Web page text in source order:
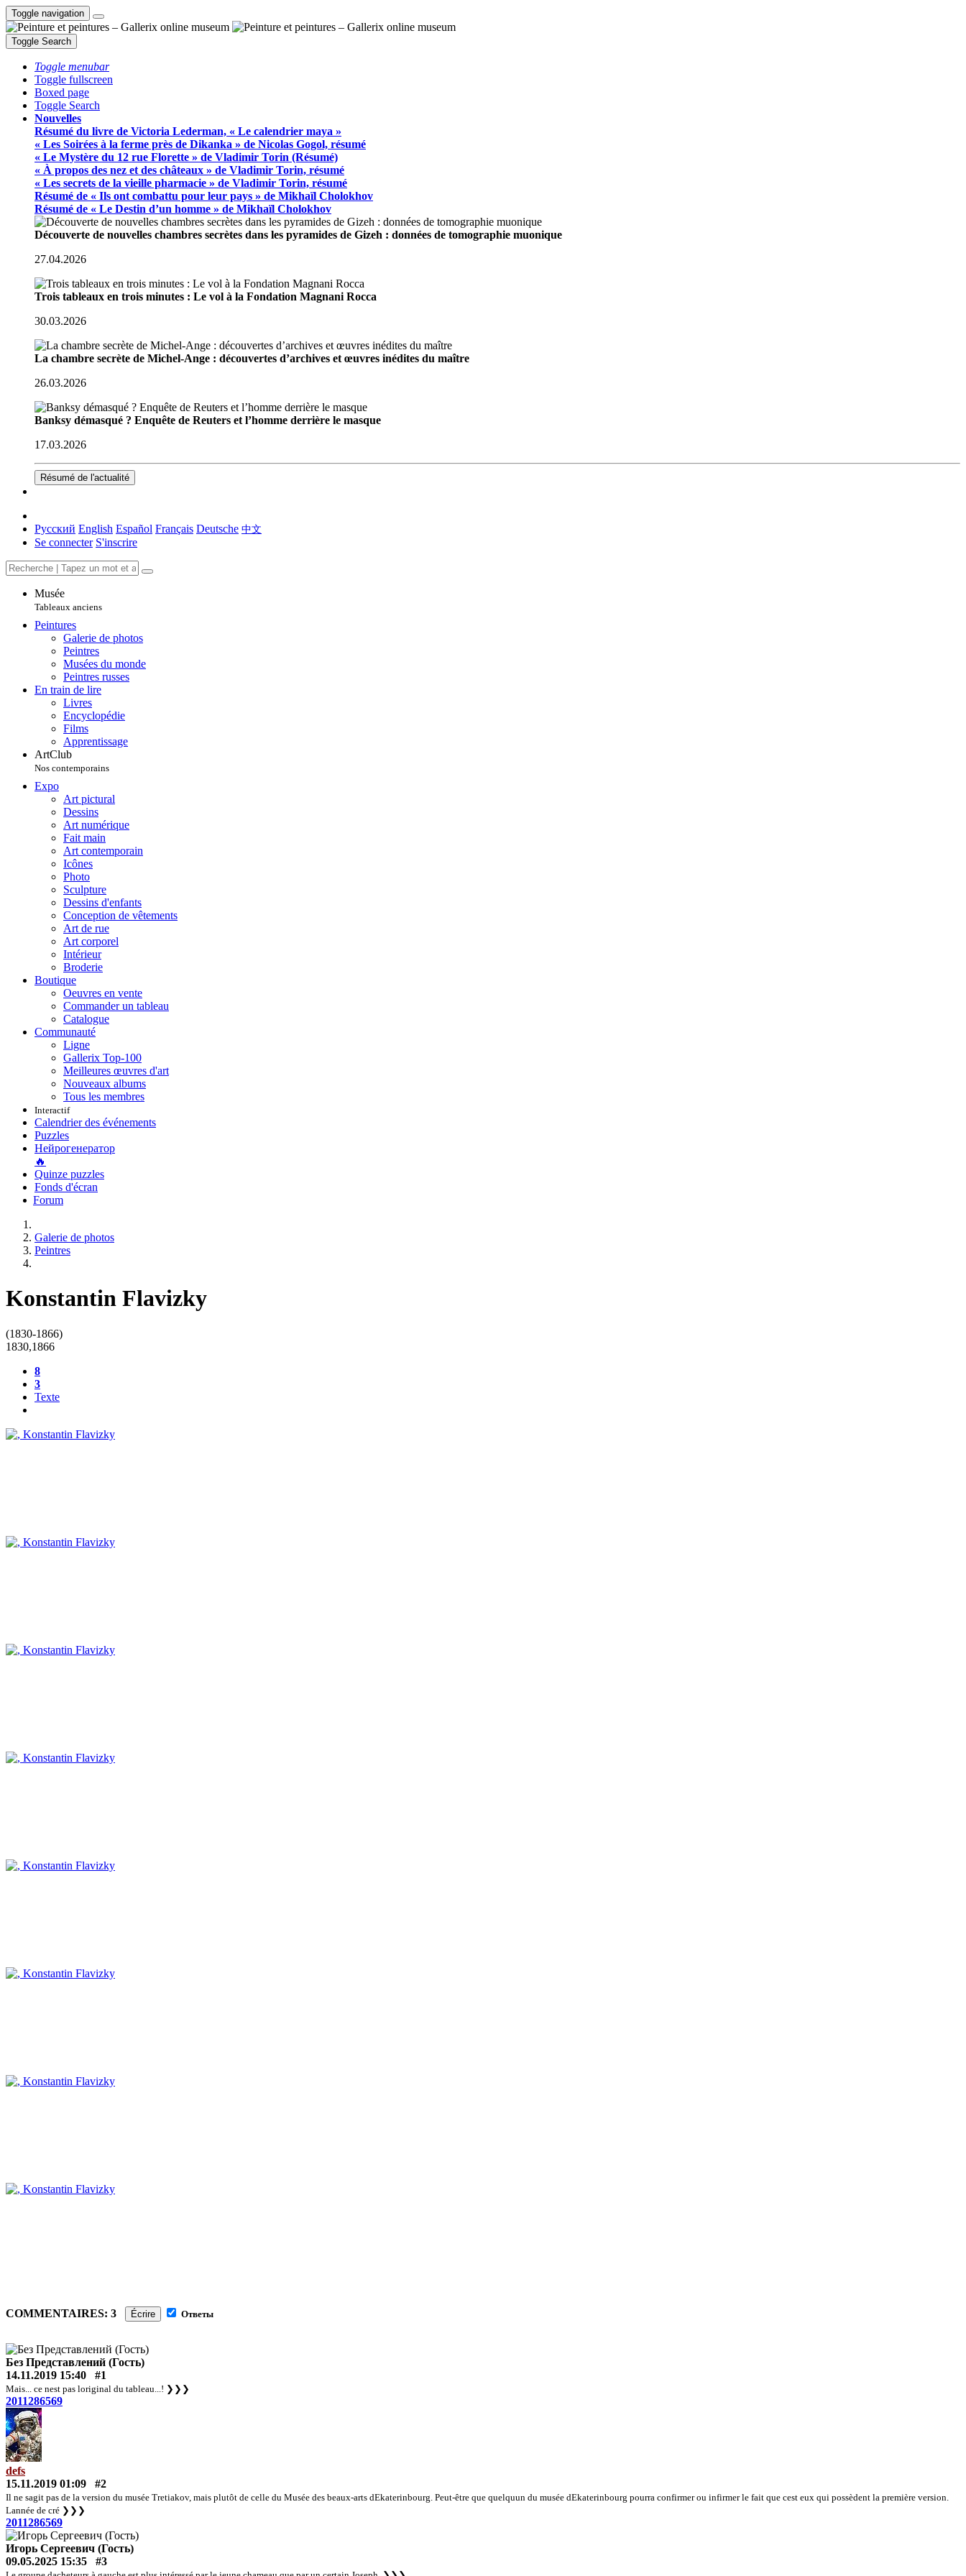
Toggle navigation
Toggle Search
Toggle menubar
Toggle fullscreen
Boxed page
Toggle Search
Nouvelles
Résumé du livre de Victoria Lederman, « Le calendrier maya »
« Les Soirées à la ferme près de Dikanka » de Nicolas Gogol, résumé
« Le Mystère du 12 rue Florette » de Vladimir Torin (Résumé)
« À propos des nez et des châteaux » de Vladimir Torin, résumé
« Les secrets de la vieille pharmacie » de Vladimir Torin, résumé
Résumé de « Ils ont combattu pour leur pays » de Mikhaïl Cholokhov
Résumé de « Le Destin d’un homme » de Mikhaïl Cholokhov
Découverte de nouvelles chambres secrètes dans les pyramides de Gizeh : données de tomographie muonique
27.04.2026
Trois tableaux en trois minutes : Le vol à la Fondation Magnani Rocca
30.03.2026
La chambre secrète de Michel-Ange : découvertes d’archives et œuvres inédites du maître
26.03.2026
Banksy démasqué ? Enquête de Reuters et l’homme derrière le masque
17.03.2026
Résumé de l'actualité
Русский English Español Français Deutsche 中文
Se connecter S'inscrire
Musée
Tableaux anciens
Peintures
Galerie de photos
Peintres
Musées du monde
Peintres russes
En train de lire
Livres
Encyclopédie
Films
Apprentissage
ArtClub
Nos contemporains
Expo
Art pictural
Dessins
Art numérique
Fait main
Art contemporain
Icônes
Photo
Sculpture
Dessins d'enfants
Conception de vêtements
Art de rue
Art corporel
Intérieur
Broderie
Boutique
Oeuvres en vente
Commander un tableau
Catalogue
Communauté
Ligne
Gallerix Top-100
Meilleures œuvres d'art
Nouveaux albums
Tous les membres
Interactif
Calendrier des événements
Puzzles
Нейрогенератор
🔥
Quinze puzzles
Fonds d'écran
Forum
Galerie de photos
Peintres
Konstantin Flavizky
(1830-1866)
1830,1866
8
3
Texte
COMMENTAIRES: 3 Écrire Ответы
Без Представлений (Гость)
14.11.2019 15:40
#1
Mais... ce nest pas loriginal du tableau...! ❯❯❯
2011286569
defs
15.11.2019 01:09
#2
Il ne sagit pas de la version du musée Tretiakov, mais plutôt de celle du Musée des beaux-arts dEkaterinbourg. Peut-être que quelquun du musée dEkaterinbourg pourra confirmer ou infirmer le fait que cest eux qui possèdent la première version.
Lannée de cré ❯❯❯
2011286569
Игорь Сергеевич (Гость)
09.05.2025 15:35
#3